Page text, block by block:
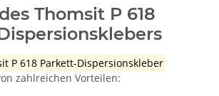
Thomsit P 618
P 618 Parkett-Dispersionskleber
zahlreichen Vorteilen: